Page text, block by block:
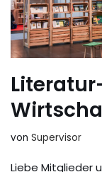
von Supervisor
Liebe Mitglieder